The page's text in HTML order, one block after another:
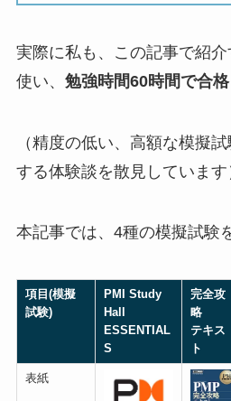
実際に私も、この記事で紹
使い、 勉強時間60時間で合格
（精度の低い、高額な模擬
する体験談を散見しています
本記事では、4種の模擬試験
項目(模擬
試験)
PMI Study
Hall
ESSENTIAL
S
完全攻
略
テキス
ト
表紙